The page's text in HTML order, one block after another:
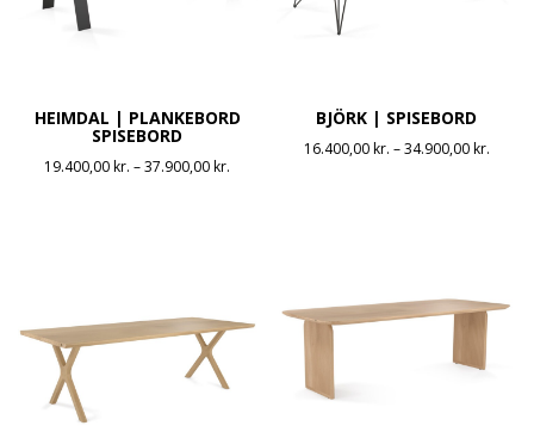
HEIMDAL | PLANKEBORD
SPISEBORD
19.400,00kr. –37.900,00kr.
BJÖRK | SPISEBORD
16.400,00kr. –34.900,00kr.